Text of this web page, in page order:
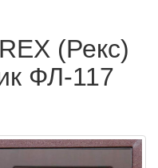
(Рекс)
ФЛ-117